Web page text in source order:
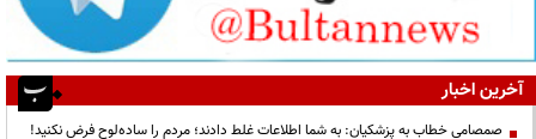
آخرین اخبار
صمصامی خطاب به پزشکیان: به شما اطلاعات غلط دادند؛ مردم را ساده‌لوح فرض نکنید!